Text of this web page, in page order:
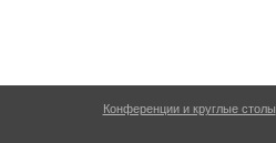
Конференции и круглые столы